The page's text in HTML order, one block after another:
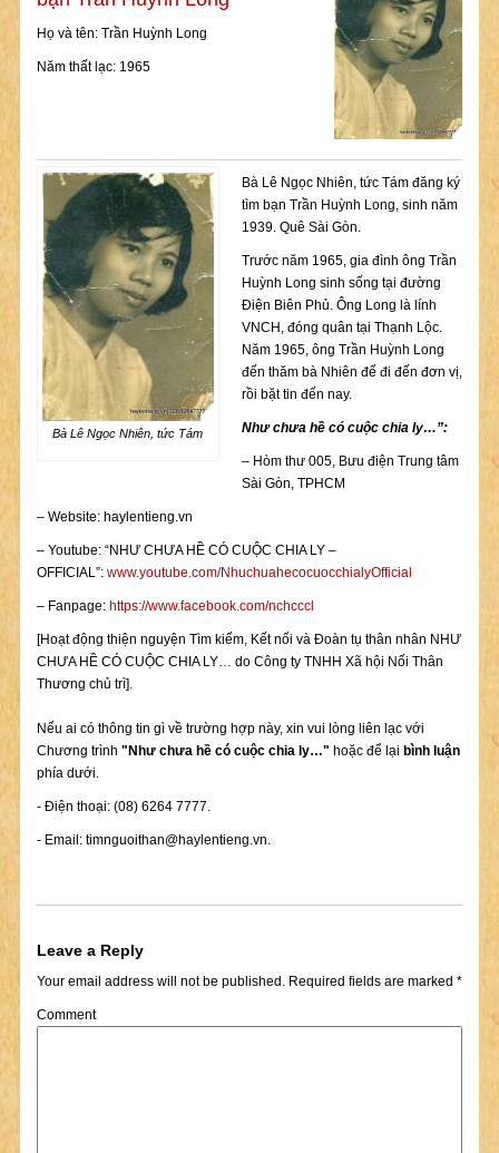
Họ và tên: Trần Huỳnh Long
Năm thất lạc: 1965
Bà Lê Ngọc Nhiên, tức Tám
Bà Lê Ngọc Nhiên, tức Tám đăng ký
tìm bạn Trần Huỳnh Long, sinh năm
1939. Quê Sài Gòn.
Trước năm 1965, gia đình ông Trần
Huỳnh Long sinh sống tại đường
Điện Biên Phủ. Ông Long là lính
VNCH, đóng quân tại Thạnh Lộc.
Năm 1965, ông Trần Huỳnh Long
đến thăm bà Nhiên để đi đến đơn vị,
rồi bặt tin đến nay.
Như chưa hề có cuộc chia ly…”:
– Hòm thư 005, Bưu điện Trung tâm
Sài Gòn, TPHCM
– Website: haylentieng.vn
– Youtube: “NHƯ CHƯA HỀ CÓ CUỘC CHIA LY –
OFFICIAL”: www.youtube.com/NhuchuahecocuocchialyOfficial
– Fanpage: https://www.facebook.com/nchcccl
[Hoạt động thiện nguyện Tìm kiếm, Kết nối và Đoàn tụ thân nhân NHƯ
CHƯA HỀ CÓ CUỘC CHIA LY… do Công ty TNHH Xã hội Nối Thân
Thương chủ trì].
Nếu ai có thông tin gì về trường hợp này, xin vui lòng liên lạc với
Chương trình "Như chưa hề có cuộc chia ly…" hoặc để lại bình luận
phía dưới.
- Điện thoại: (08) 6264 7777.
- Email: timnguoithan@haylentieng.vn.
Leave a Reply
Your email address will not be published.Required fields are marked *
Comment